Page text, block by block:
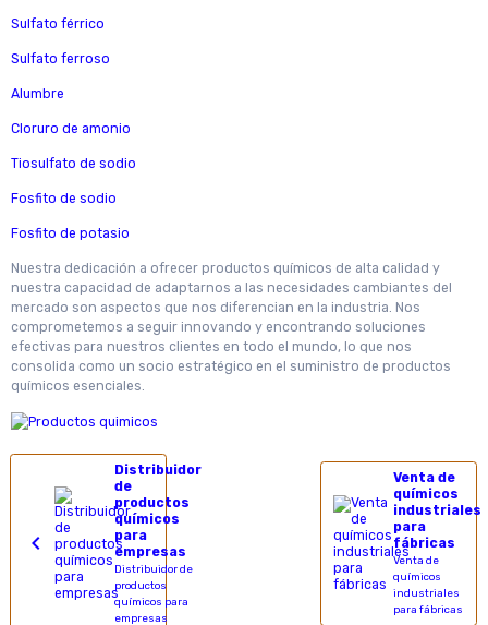
Sulfato férrico
Sulfato ferroso
Alumbre
Cloruro de amonio
Tiosulfato de sodio
Fosfito de sodio
Fosfito de potasio
Nuestra dedicación a ofrecer productos químicos de alta calidad y
nuestra capacidad de adaptarnos a las necesidades cambiantes del
mercado son aspectos que nos diferencian en la industria. Nos
comprometemos a seguir innovando y encontrando soluciones
efectivas para nuestros clientes en todo el mundo, lo que nos
consolida como un socio estratégico en el suministro de productos
químicos esenciales.
Distribuidor
de
productos
químicos
para
empresas
Distribuidor de
productos
químicos para
empresas
Venta de
químicos
industriales
para
fábricas
Venta de
químicos
industriales
para fábricas